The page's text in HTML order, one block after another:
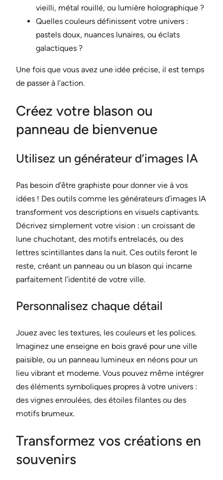
vieilli, métal rouillé, ou lumière holographique ?
Quelles couleurs définissent votre univers :
pastels doux, nuances lunaires, ou éclats
galactiques ?
Une fois que vous avez une idée précise, il est temps
de passer à l’action.
Créez votre blason ou
panneau de bienvenue
Utilisez un générateur d’images IA
Pas besoin d’être graphiste pour donner vie à vos
idées ! Des outils comme les générateurs d’images IA
transforment vos descriptions en visuels captivants.
Décrivez simplement votre vision : un croissant de
lune chuchotant, des motifs entrelacés, ou des
lettres scintillantes dans la nuit. Ces outils feront le
reste, créant un panneau ou un blason qui incarne
parfaitement l’identité de votre ville.
Personnalisez chaque détail
Jouez avec les textures, les couleurs et les polices.
Imaginez une enseigne en bois gravé pour une ville
paisible, ou un panneau lumineux en néons pour un
lieu vibrant et moderne. Vous pouvez même intégrer
des éléments symboliques propres à votre univers :
des vignes enroulées, des étoiles filantes ou des
motifs brumeux.
Transformez vos créations en
souvenirs